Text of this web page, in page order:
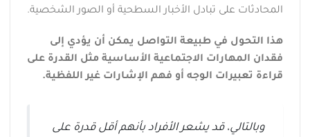
المحادثات على تبادل الأخبار السطحية أو الصور الشخصية.
هذا التحول في طبيعة التواصل يمكن أن يؤدي إلى
فقدان المهارات الاجتماعية الأساسية مثل القدرة على
قراءة تعبيرات الوجه أو فهم الإشارات غير اللفظية.
وبالتالي، قد يشعر الأفراد بأنهم أقل قدرة على